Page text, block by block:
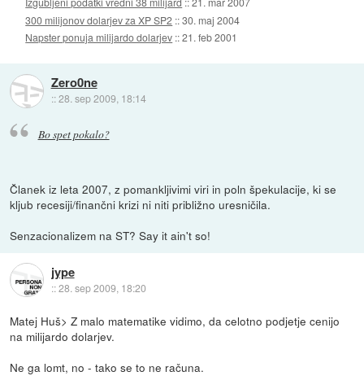
300 milijonov dolarjev za XP SP2 ::30. maj 2004
Napster ponuja milijardo dolarjev ::21. feb 2001
Zero0ne
::28. sep 2009, 18:14
Bo spet pokalo?
Članek iz leta 2007, z pomankljivimi viri in poln špekulacije, ki se
kljub recesiji/finančni krizi ni niti približno uresničila.
Senzacionalizem na ST? Say it ain't so!
jype
::28. sep 2009, 18:20
Matej Huš> Z malo matematike vidimo, da celotno podjetje cenijo
na milijardo dolarjev.
Ne ga lomt, no - tako se to ne računa.